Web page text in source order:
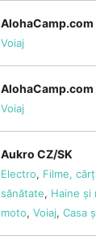
AlohaCamp.com
Voiaj
AlohaCamp.com
Voiaj
Aukro CZ/SK
Electro, Filme,
sănătate, Haine și
moto, Voiaj, Casa